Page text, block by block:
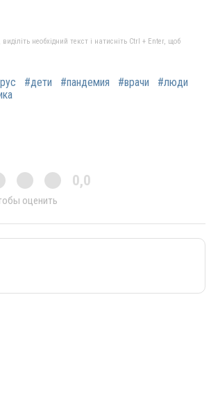
необхідний текст і натисніть Ctrl + Enter, щоб
#дети #пандемия #врачи
#люди
0,0
оценить